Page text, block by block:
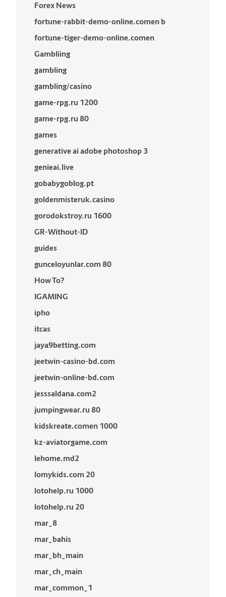
Forex News
fortune-rabbit-demo-online.comen b
fortune-tiger-demo-online.comen
Gambliing
gambling
gambling/casino
game-rpg.ru 1200
game-rpg.ru 80
games
generative ai adobe photoshop 3
genieai.live
gobabygoblog.pt
goldenmisteruk.casino
gorodokstroy.ru 1600
GR-Without-ID
guides
gunceloyunlar.com 80
How To?
IGAMING
ipho
itcas
jaya9betting.com
jeetwin-casino-bd.com
jeetwin-online-bd.com
jesssaldana.com2
jumpingwear.ru 80
kidskreate.comen 1000
kz-aviatorgame.com
lehome.md2
lomykids.com 20
lotohelp.ru 1000
lotohelp.ru 20
mar_8
mar_bahis
mar_bh_main
mar_ch_main
mar_common_1